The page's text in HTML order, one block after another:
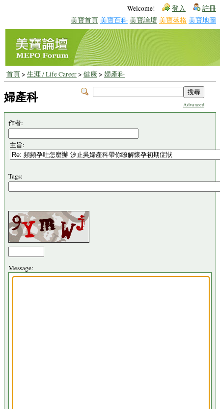
Welcome! 登入 註冊
美寶首頁 美寶百科 美寶論壇 美寶落格 美寶地圖
首頁> 生涯 / Life Career> 健康> 婦產科
Advanced
婦產科
作者:
主旨:
Tags:
Message: